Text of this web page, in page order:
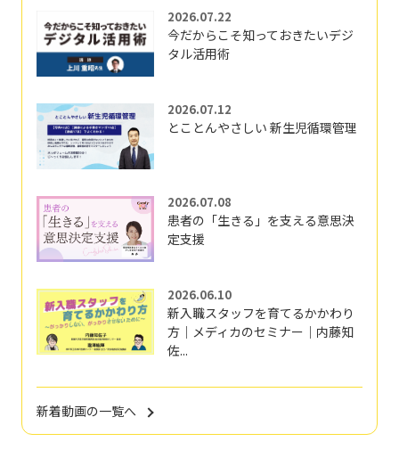
2026.07.22
今だからこそ知っておきたいデジ
タル活用術
2026.07.12
とことんやさしい 新生児循環管理
2026.07.08
患者の「生きる」を支える意思決
定支援
2026.06.10
新入職スタッフを育てるかかわり
方｜メディカのセミナー｜内藤知
佐...
新着動画の一覧へ